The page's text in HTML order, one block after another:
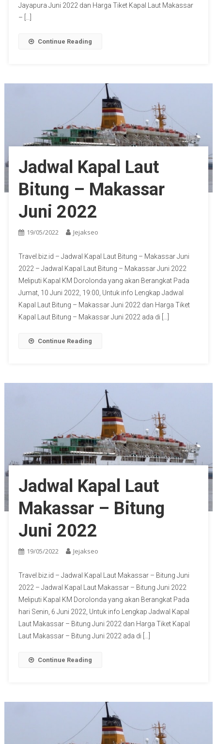
Jayapura Juni 2022 dan Harga Tiket Kapal Laut Makassar
– […]
Continue Reading
Jadwal Kapal Laut
Bitung – Makassar
Juni 2022
19/05/2022 Jejakseo
Travel.biz.id – Jadwal Kapal Laut Bitung – Makassar Juni
2022 – Jadwal Kapal Laut Bitung – Makassar Juni 2022
Meliputi Kapal KM Dorolonda yang akan Berangkat Pada
Jumat, 10 Juni 2022, 19:00, Untuk info Lengkap Jadwal
Kapal Laut Bitung – Makassar Juni 2022 dan Harga Tiket
Kapal Laut Bitung – Makassar Juni 2022 ada di […]
Continue Reading
Jadwal Kapal Laut
Makassar – Bitung
Juni 2022
19/05/2022 Jejakseo
Travel.biz.id – Jadwal Kapal Laut Makassar – Bitung Juni
2022 – Jadwal Kapal Laut Makassar – Bitung Juni 2022
Meliputi Kapal KM Dorolonda yang akan Berangkat Pada
hari Senin, 6 Juni 2022, Untuk info Lengkap Jadwal Kapal
Laut Makassar – Bitung Juni 2022 dan Harga Tiket Kapal
Laut Makassar – Bitung Juni 2022 ada di […]
Continue Reading